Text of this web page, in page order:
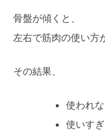
骨盤が傾くと、
左右で筋肉の使い方
その結果、
使われ
使いす